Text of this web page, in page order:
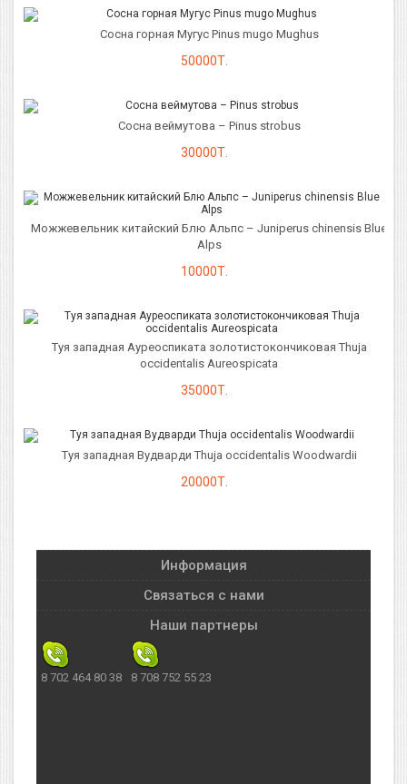
Сосна горная Мугус Pinus mugo Mughus
50000Т.
Сосна веймутова – Pinus strobus
30000Т.
Можжевельник китайский Блю Альпс – Juniperus chinensis Blue
Alps
10000Т.
Туя западная Ауреоспиката золотистокончиковая Thuja
occidentalis Aureospicata
35000Т.
Туя западная Вудварди Thuja occidentalis Woodwardii
20000Т.
Информация
Связаться с нами
Наши партнеры
8 702 464 80 38 8 708 752 55 23